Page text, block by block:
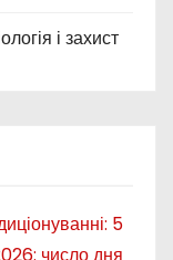
і захист
5
число дня